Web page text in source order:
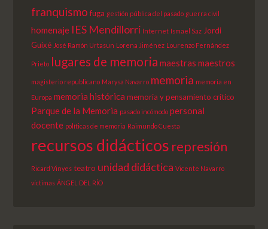
franquismo fuga gestión pública del pasado guerra civil
homenaje IES Mendillorri Internet Ismael Saz Jordi
Guixé José Ramón Urtasun Lorena Jiménez Lourenzo Fernández
Prieto lugares de memoria maestras maestros
magisterio republicano Marysa Navarro memoria memoria en
Europa memoria histórica memoria y pensamiento crítico
Parque de la Memoria pasado incómodo personal
docente políticas de memoria Raimundo Cuesta
recursos didácticos represión
Ricard Vinyes teatro unidad didáctica Vicente Navarro
víctimas ÁNGEL DEL RÍO